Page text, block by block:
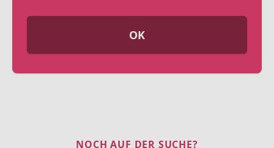
OK
NOCH AUF DER SUCHE?